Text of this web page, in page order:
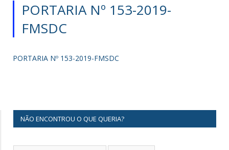
PORTARIA Nº 153-2019-
FMSDC
PORTARIA Nº 153-2019-FMSDC
NÃO ENCONTROU O QUE QUERIA?